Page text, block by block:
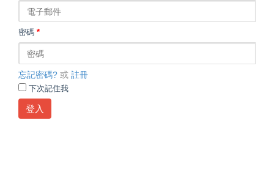
密碼 *
忘記密碼? 或 註冊
下次記住我
登入